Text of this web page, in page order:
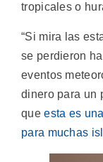
tropicales o
“Si mira las
se perdieron
eventos
dinero para un
queesta es
para muchas